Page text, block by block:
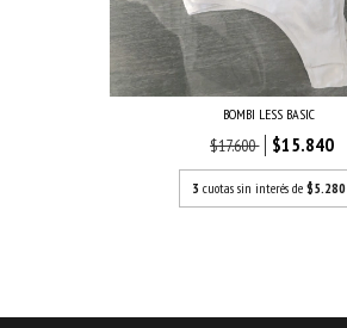
BOMBI LESS BASIC
$17.600 $15.840
3 cuotas sin interés de$5.280